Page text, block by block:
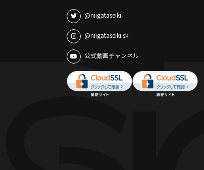
@niigataseiki
@niigataseiki.sk
公式動画チャンネル